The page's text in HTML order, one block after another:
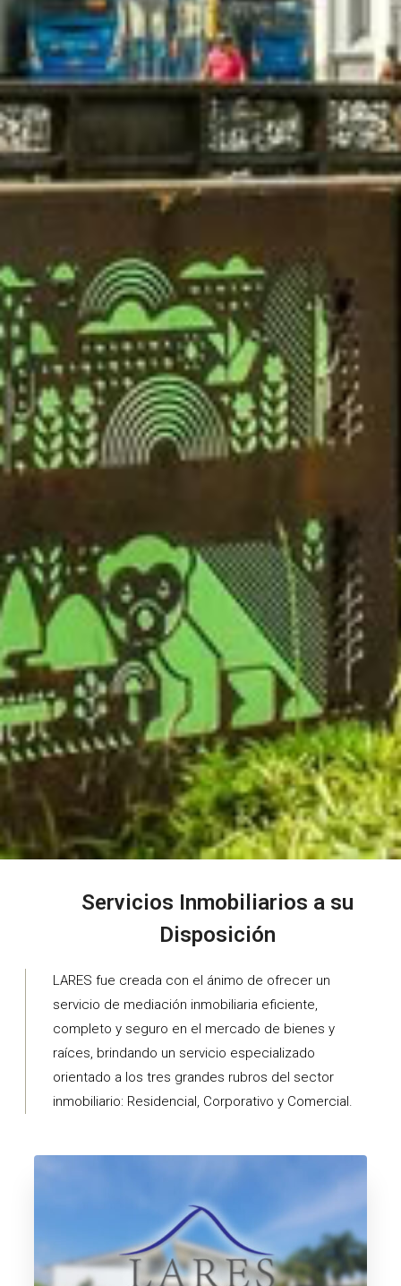
Servicios Inmobiliarios a su
Disposición
LARES fue creada con el ánimo de ofrecer un
servicio de mediación inmobiliaria eficiente,
completo y seguro en el mercado de bienes y
raíces, brindando un servicio especializado
orientado a los tres grandes rubros del sector
inmobiliario: Residencial, Corporativo y Comercial.